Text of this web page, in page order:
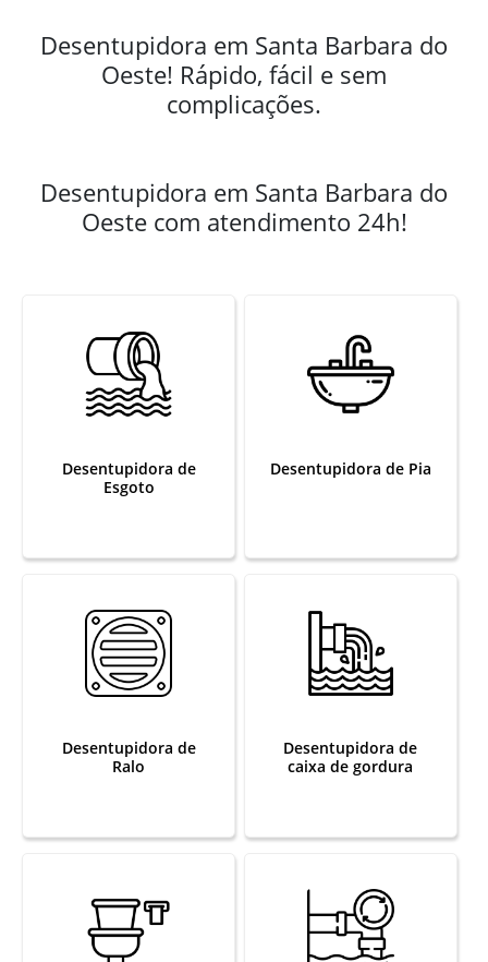
Desentupidora em Santa Barbara do
Oeste! Rápido, fácil e sem
complicações.
Desentupidora em Santa Barbara do
Oeste com atendimento 24h!
Desentupidora de
Esgoto
Desentupidora de Pia
Desentupidora de
Ralo
Desentupidora de
caixa de gordura